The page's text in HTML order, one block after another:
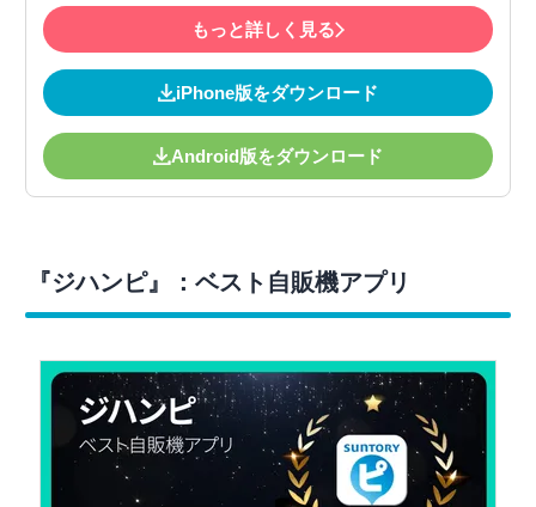
もっと詳しく見る
iPhone版をダウンロード
Android版をダウンロード
『ジハンピ』：ベスト自販機アプリ